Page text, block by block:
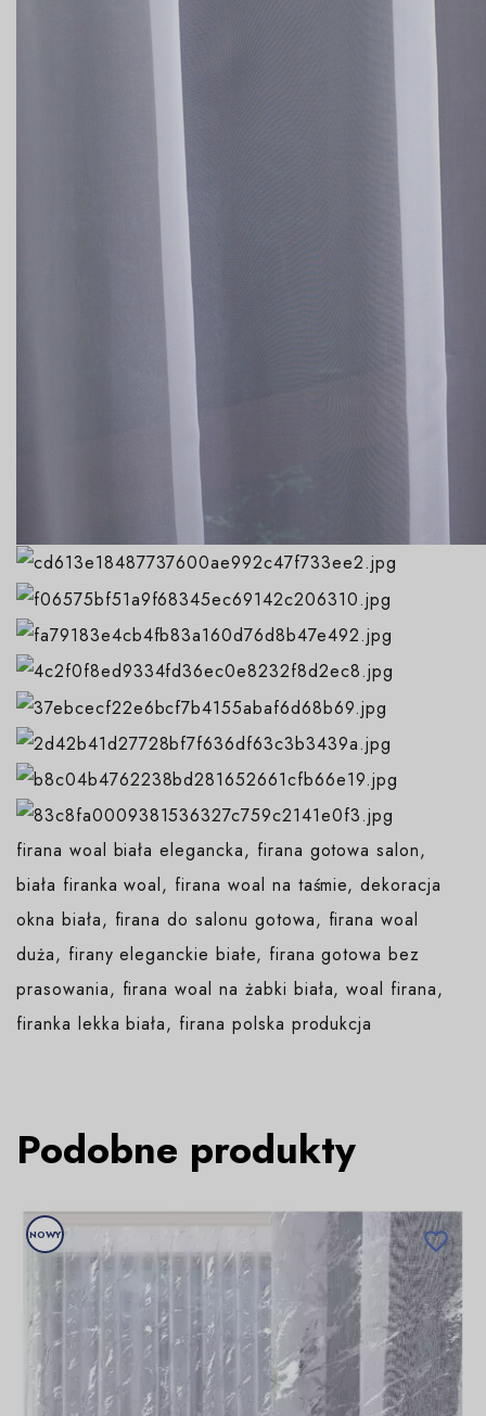
firana woal biała elegancka, firana gotowa salon,
biała firanka woal, firana woal na taśmie, dekoracja
okna biała, firana do salonu gotowa, firana woal
duża, firany eleganckie białe, firana gotowa bez
prasowania, firana woal na żabki biała, woal firana,
firanka lekka biała, firana polska produkcja
Podobne produkty
NOWY 